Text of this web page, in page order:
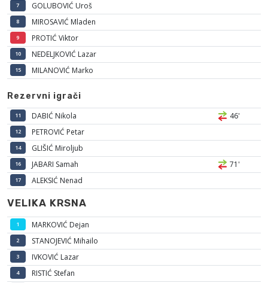
7 GOLUBOVIĆ Uroš
8 MIROSAVIĆ Mladen
9 PROTIĆ Viktor
10 NEDELJKOVIĆ Lazar
15 MILANOVIĆ Marko
Rezervni igrači
11 DABIĆ Nikola 46'
12 PETROVIĆ Petar
14 GLIŠIĆ Miroljub
16 JABARI Samah 71'
17 ALEKSIĆ Nenad
VELIKA KRSNA
1 MARKOVIĆ Dejan
2 STANOJEVIĆ Mihailo
3 IVKOVIĆ Lazar
4 RISTIĆ Stefan